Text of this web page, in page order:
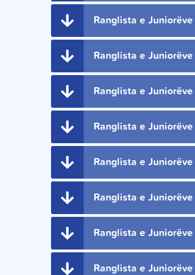
Ranglista e Juniorëve
Ranglista e
Ranglista e
Ranglista e
Ranglista e
Ranglista e
Ranglista e
Ranglista e